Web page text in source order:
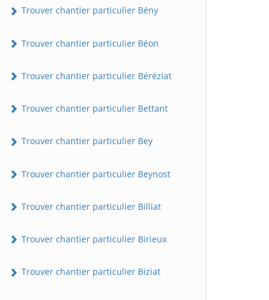
Trouver chantier particulier Bény
Trouver chantier particulier Béon
Trouver chantier particulier Béréziat
Trouver chantier particulier Bettant
Trouver chantier particulier Bey
Trouver chantier particulier Beynost
Trouver chantier particulier Billiat
Trouver chantier particulier Birieux
Trouver chantier particulier Biziat